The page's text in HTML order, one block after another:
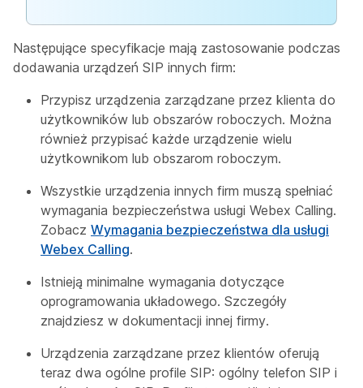
Następujące specyfikacje mają zastosowanie podczas
dodawania urządzeń SIP innych firm:
Przypisz urządzenia zarządzane przez klienta do
użytkowników lub obszarów roboczych. Można
również przypisać każde urządzenie wielu
użytkownikom lub obszarom roboczym.
Wszystkie urządzenia innych firm muszą spełniać
wymagania bezpieczeństwa usługi Webex Calling.
Zobacz Wymagania bezpieczeństwa dla usługi
Webex Calling.
Istnieją minimalne wymagania dotyczące
oprogramowania układowego. Szczegóły
znajdziesz w dokumentacji innej firmy.
Urządzenia zarządzane przez klientów oferują
teraz dwa ogólne profile SIP: ogólny telefon SIP i